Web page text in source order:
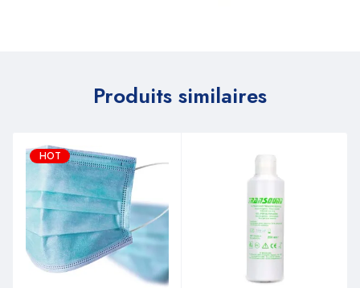
Produits similaires
HOT